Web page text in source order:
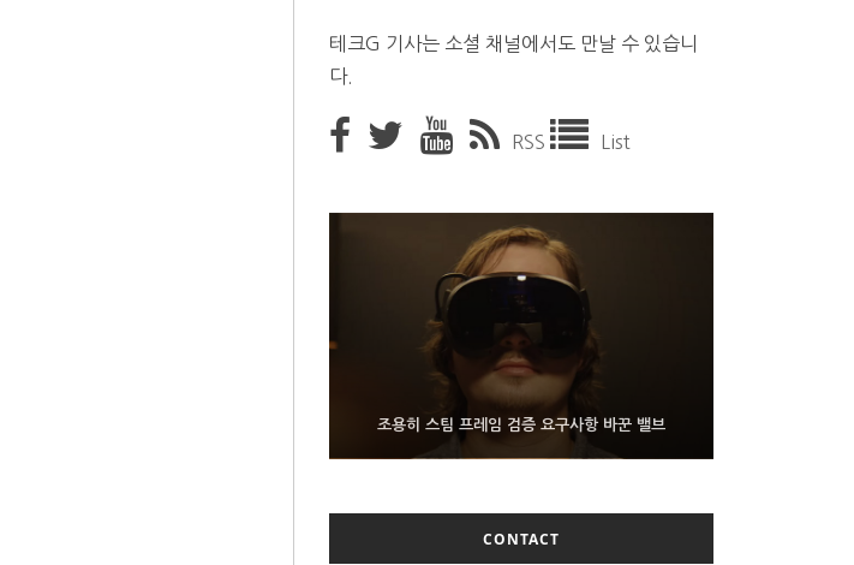
테크G 기사는 소셜 채널에서도 만날 수 있습니
다.
RSS List
조용히 스팀 프레임 검증 요구사항 바꾼 밸브
9월 4일부터 서비스 접는 안드로이드 장치용 구글 어
시스턴트
FMS 2026서 차세대 3D 메모리 ZHBM·ZNAND-O
모형 처음 선보인 삼성전자
CONTACT